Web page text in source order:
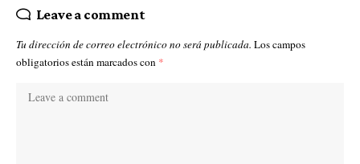
Leave a comment
Tu dirección de correo electrónico no será publicada. Los campos
obligatorios están marcados con *